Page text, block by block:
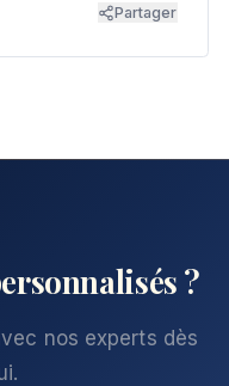
Partager
?
nos experts dès